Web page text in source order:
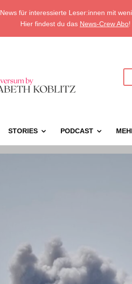
News für interessierte Leser:innen mit
Hier findest du das News-Crew Abo!
STORIES PODCAST